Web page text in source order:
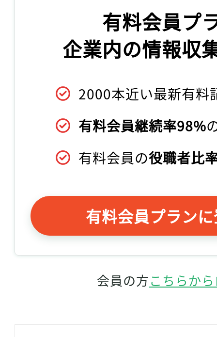
有料会員プ
企業内の情報収
2000本近い最新有料
有料会員継続率98%
有料会員の役職者比
有料会員プラン
会員の方こちらか